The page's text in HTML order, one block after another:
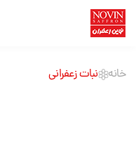
خانه نبات زعفرانی